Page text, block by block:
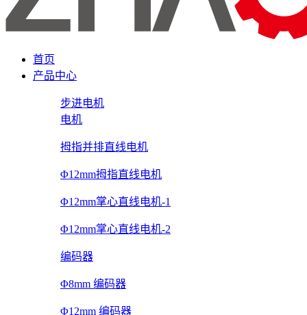
首页
产品中心
步进电机
电机
拇指并排直线电机
Φ12mm拇指直线电机
Φ12mm掌心直线电机-1
Φ12mm掌心直线电机-2
编码器
Φ8mm 编码器
Φ12mm 编码器